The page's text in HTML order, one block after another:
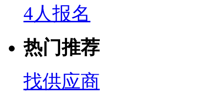
4人报名
热门推荐
找供应商